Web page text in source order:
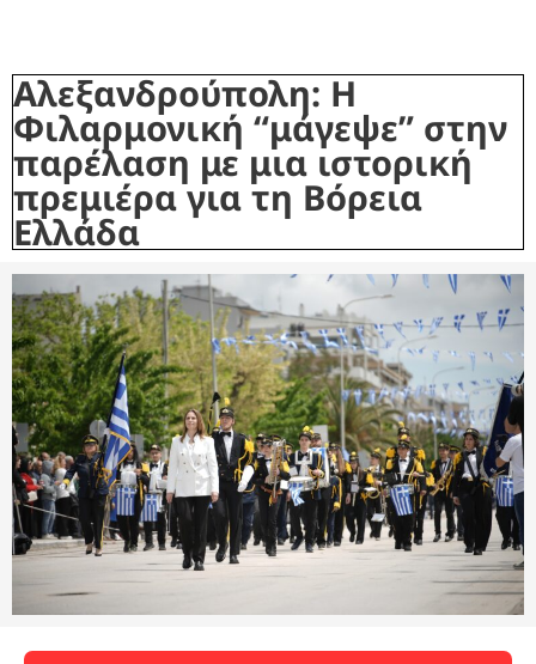
Αλεξανδρούπολη: Η
Φιλαρμονική “μάγεψε” στην
παρέλαση με μια ιστορική
πρεμιέρα για τη Βόρεια
Ελλάδα